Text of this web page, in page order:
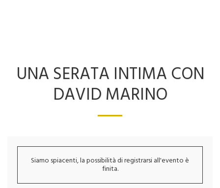
UNA SERATA INTIMA CON
DAVID MARINO
Siamo spiacenti, la possibilità di registrarsi all'evento è
finita.